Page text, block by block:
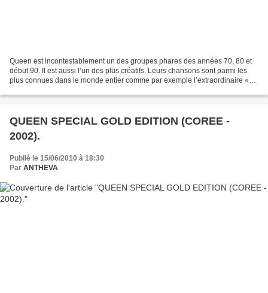
Queen est incontestablement un des groupes phares des années 70, 80 et
début 90. Il est aussi l’un des plus créatifs. Leurs chansons sont parmi les
plus connues dans le monde entier comme par exemple l’extraordinaire «
QUEEN SPECIAL GOLD EDITION (COREE -
2002).
Publié le 15/06/2010 à 18:30
Par ANTHEVA